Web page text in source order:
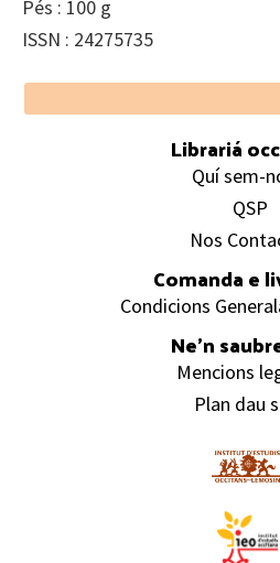
Pés : 100 g
ISSN : 24275735
Footer
Librariá
Quí sem-
QSP
Nos
Comanda e
Condicions
Ne’n
Mencions
Plan dau